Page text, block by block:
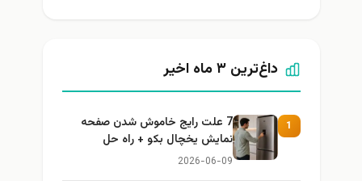
داغ‌ترین ۳ ماه اخیر
1
7 علت رایج خاموش شدن صفحه
نمایش یخچال بکو + راه حل
2026-06-09